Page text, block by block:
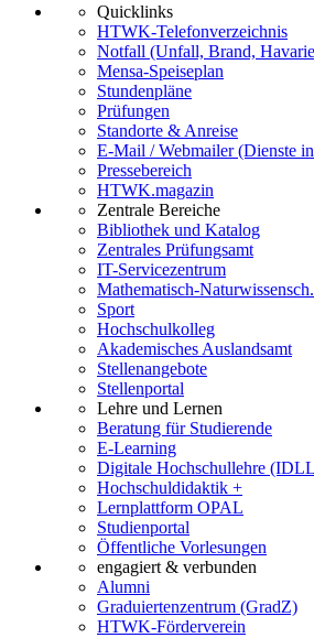
Quicklinks
HTWK-Telefonverzeichnis
Notfall (Unfall, Brand,
Mensa-Speiseplan
Stundenpläne
Prüfungen
Standorte & Anreise
E-Mail / Webmailer (Dienste
Pressebereich
HTWK.magazin
Zentrale Bereiche
Bibliothek und Katalog
Zentrales Prüfungsamt
IT-Servicezentrum
Mathematisch-
Sport
Hochschulkolleg
Akademisches Auslandsamt
Stellenangebote
Stellenportal
Lehre und Lernen
Beratung für Studierende
E-Learning
Digitale Hochschullehre
Hochschuldidaktik +
Lernplattform OPAL
Studienportal
Öffentliche Vorlesungen
engagiert & verbunden
Alumni
Graduiertenzentrum (GradZ)
HTWK-Förderverein